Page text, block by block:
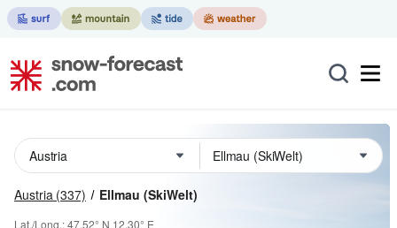
Austria (337) Ellmau (SkiWelt)
Lat./Long.:47.52° N 12.30° E